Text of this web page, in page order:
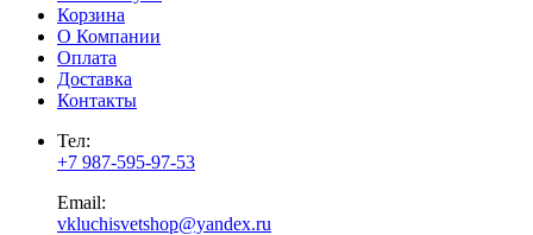
Корзина
О Компании
Оплата
Доставка
Контакты
Тел:
+7 987-595-97-53
Email:
vkluchisvetshop@yandex.ru